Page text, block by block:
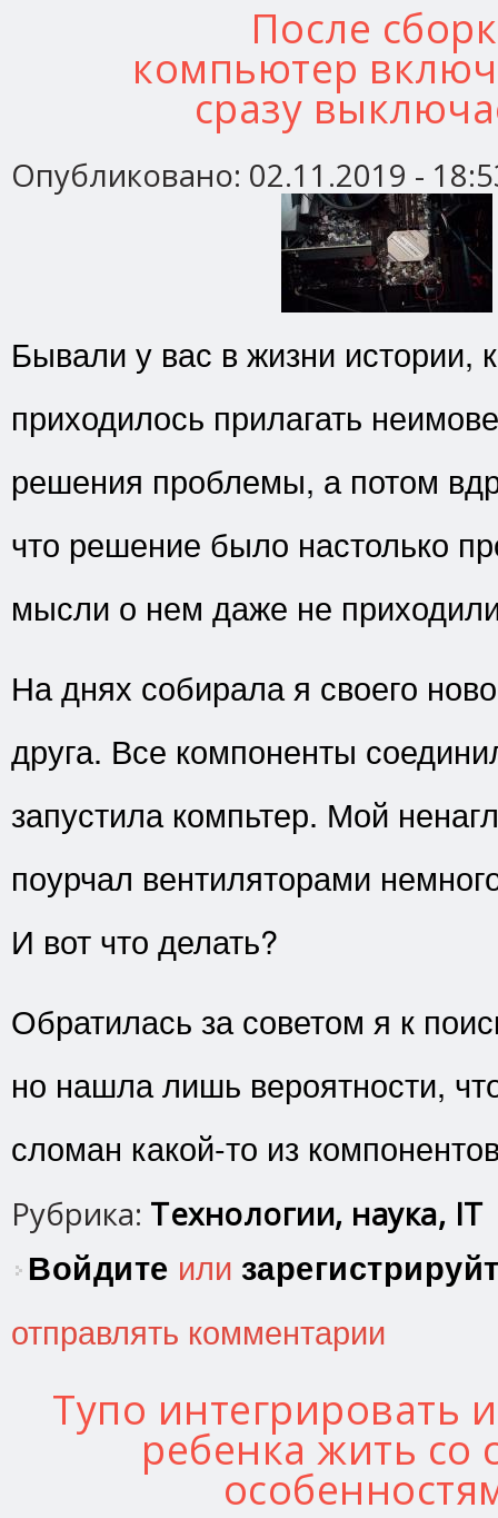
После
компьютер
сразу
Опубликовано: 02.11.2019 -
Бывали у вас в жизни истории,
приходилось прилагать
решения проблемы, а потом
что решение было настолько
мысли о нем даже не
На днях собирала я своего
друга. Все компоненты
запустила компьтер. Мой
поурчал вентиляторами
И вот что делать?
Обратилась за советом я к
но нашла лишь вероятности,
сломан какой-то из
Рубрика: Технологии, наука, IT
Войдите или
отправлять комментарии
Тупо интегрировать
ребенка жить со